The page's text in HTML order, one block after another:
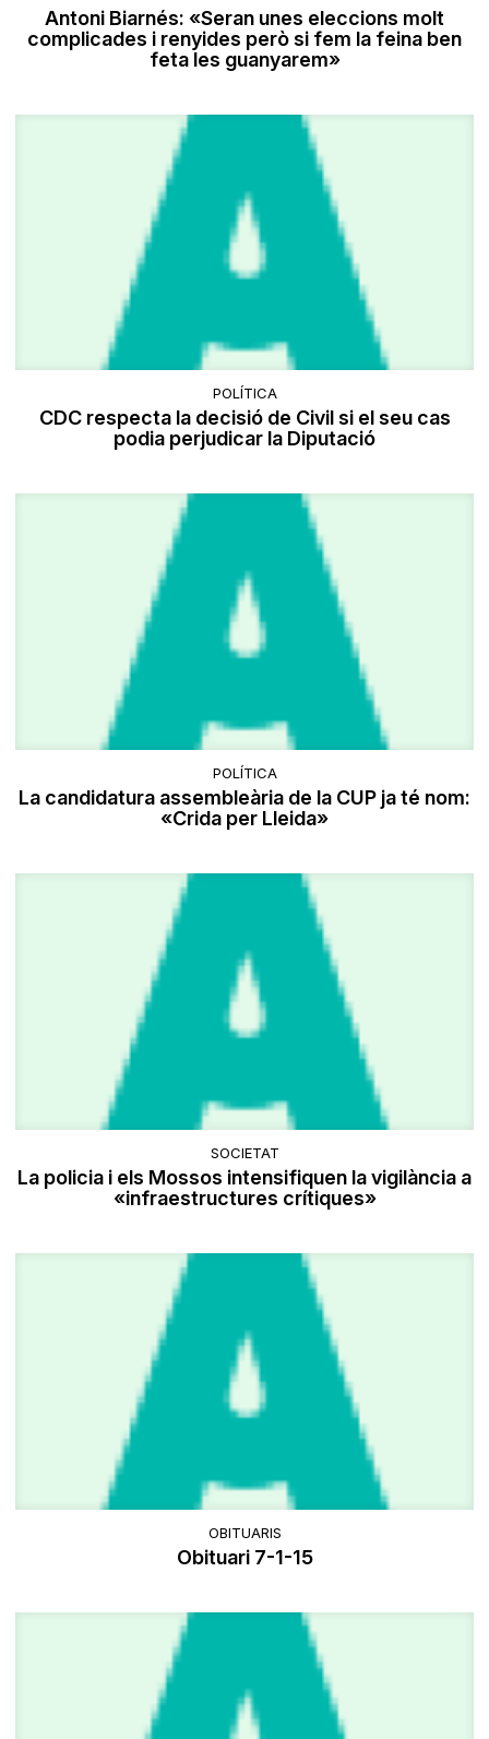
Antoni Biarnés: «Seran unes eleccions molt
complicades i renyides però si fem la feina ben
feta les guanyarem»
POLÍTICA
CDC respecta la decisió de Civil si el seu cas
podia perjudicar la Diputació
POLÍTICA
La candidatura assembleària de la CUP ja té nom:
«Crida per Lleida»
SOCIETAT
La policia i els Mossos intensifiquen la vigilància a
«infraestructures crítiques»
OBITUARIS
Obituari 7-1-15